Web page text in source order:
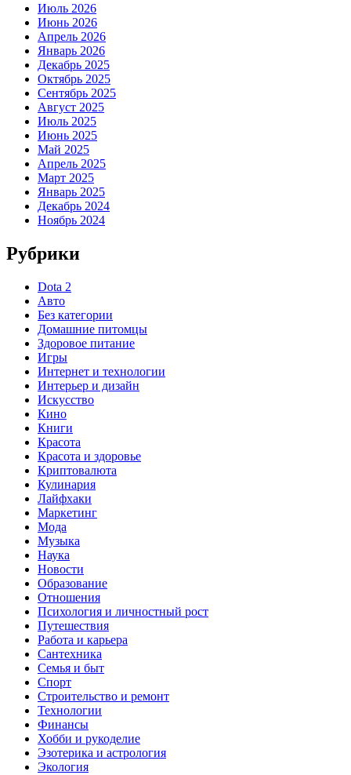
Июль 2026
Июнь 2026
Апрель 2026
Январь 2026
Декабрь 2025
Октябрь 2025
Сентябрь 2025
Август 2025
Июль 2025
Июнь 2025
Май 2025
Апрель 2025
Март 2025
Январь 2025
Декабрь 2024
Ноябрь 2024
Рубрики
Dota 2
Авто
Без категории
Домашние питомцы
Здоровое питание
Игры
Интернет и технологии
Интерьер и дизайн
Искусство
Кино
Книги
Красота
Красота и здоровье
Криптовалюта
Кулинария
Лайфхаки
Маркетинг
Мода
Музыка
Наука
Новости
Образование
Отношения
Психология и личностный рост
Путешествия
Работа и карьера
Сантехника
Семья и быт
Спорт
Строительство и ремонт
Технологии
Финансы
Хобби и рукоделие
Эзотерика и астрология
Экология